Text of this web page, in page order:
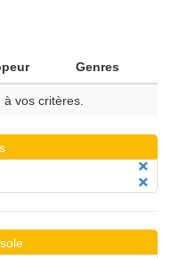
Genres
vos critères.